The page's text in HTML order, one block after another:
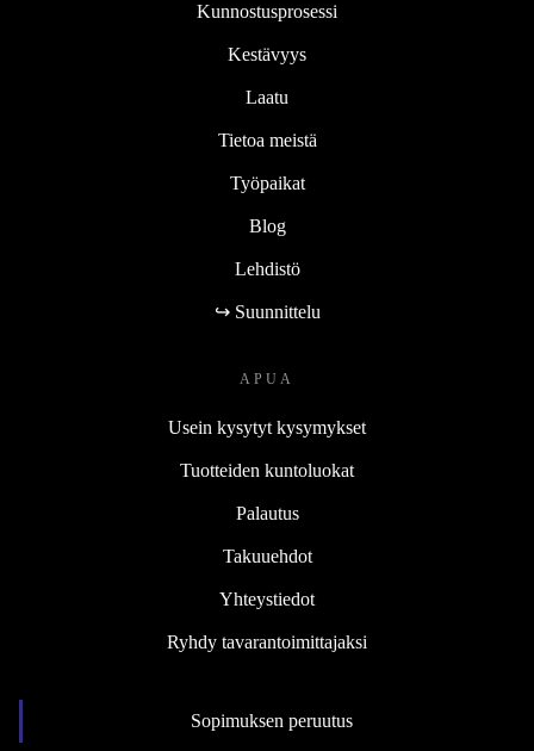
Kunnostusprosessi
Kestävyys
Laatu
Tietoa meistä
Työpaikat
Blog
Lehdistö
↪ Suunnittelu
APUA
Usein kysytyt kysymykset
Tuotteiden kuntoluokat
Palautus
Takuuehdot
Yhteystiedot
Ryhdy tavarantoimittajaksi
Sopimuksen peruutus